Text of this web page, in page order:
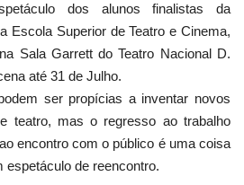
dos alunos finalistas da
Escola Superior de Teatro e Cinema,
Sala Garrett do Teatro Nacional D.
até 31 de Julho.
ser propícias a inventar novos
teatro, mas o regresso ao trabalho
encontro com o público é uma coisa
espetáculo de reencontro.